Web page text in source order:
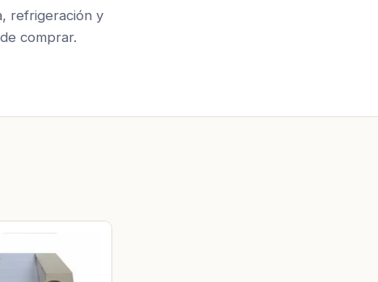
refrigeración y
comprar.